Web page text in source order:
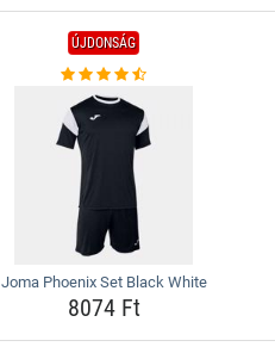
ÚJDONSÁG
Joma Phoenix Set Black White
8074 Ft